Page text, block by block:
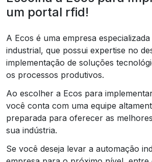
um portal rfid!
A Ecos é uma empresa
industrial, que possui expertise no
implementação de soluções
os processos produtivos.
Ao escolher a Ecos para
você conta com uma equipe
preparada para oferecer as
sua indústria.
Se você deseja levar a automação